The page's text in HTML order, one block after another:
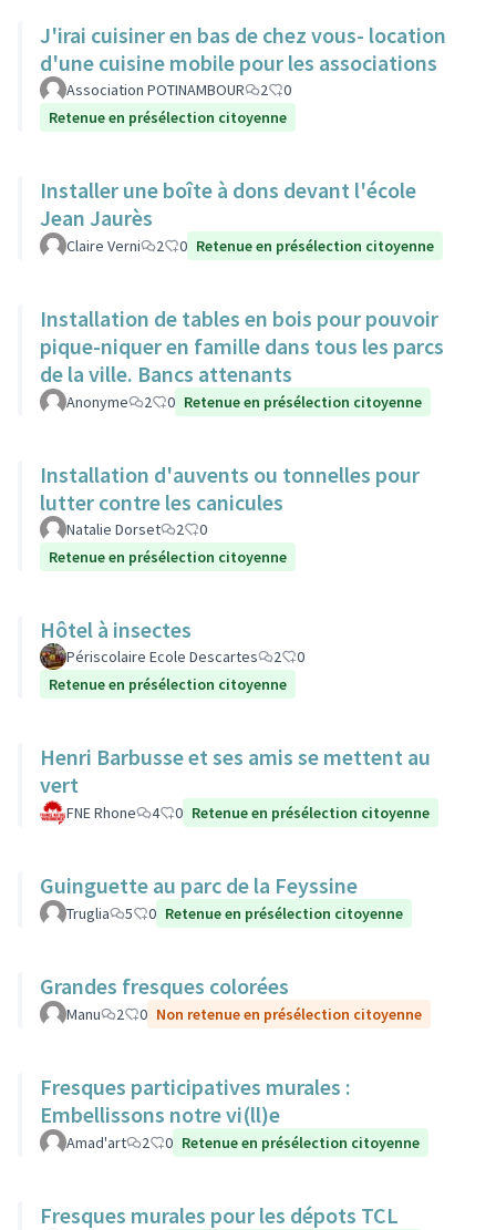
J'irai cuisiner en bas de chez vous- location
d'une cuisine mobile pour les associations
Association POTINAMBOUR 2
0
Retenue en présélection citoyenne
Installer une boîte à dons devant l'école
Jean Jaurès
Claire Verni 2 0 Retenue en présélection citoyenne
Installation de tables en bois pour pouvoir
pique-niquer en famille dans tous les parcs
de la ville. Bancs attenants
Anonyme 2 0 Retenue en présélection citoyenne
Installation d'auvents ou tonnelles pour
lutter contre les canicules
Natalie Dorset 2
0
Retenue en présélection citoyenne
Hôtel à insectes
Périscolaire Ecole Descartes 2
0
Retenue en présélection citoyenne
Henri Barbusse et ses amis se mettent au
vert
FNE Rhone 4 0 Retenue en présélection citoyenne
Guinguette au parc de la Feyssine
Truglia 5 0 Retenue en présélection citoyenne
Grandes fresques colorées
Manu 2 0 Non retenue en présélection citoyenne
Fresques participatives murales :
Embellissons notre vi(ll)e
Amad'art 2 0 Retenue en présélection citoyenne
Fresques murales pour les dépots TCL